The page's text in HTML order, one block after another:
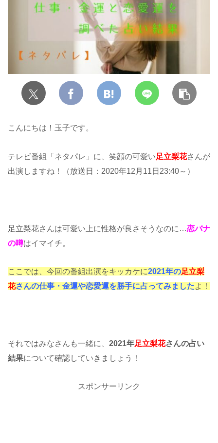
こんにちは！玉子です。
テレビ番組「ネタパレ」に、笑顔の可愛い足立梨花さんが
出演しますね！（放送日：2020年12月11日23:40～）
足立梨花さんは可愛い上に性格が良さそうなのに…恋バナ
の噂はイマイチ。
ここでは、今回の番組出演をキッカケに2021年の足立梨
花さんの仕事・金運や恋愛運を勝手に占ってみましたよ！
それではみなさんも一緒に、 2021年足立梨花さんの占い
結果について確認していきましょう！
スポンサーリンク